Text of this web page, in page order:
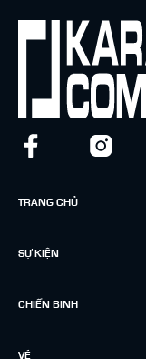
TRANG CHỦ
SỰ KIỆN
CHIẾN BINH
VÉ